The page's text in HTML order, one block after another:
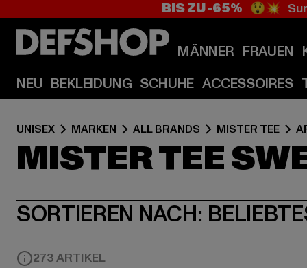
BIS ZU -65% 😲💥
MÄNNER FRAUEN
NEU BEKLEIDUNG SCHUHE ACCESSOIRES
UNISEX MARKEN ALL BRANDS MISTER TEE
MISTER TEE
SORTIEREN NACH:
273 ARTIKEL